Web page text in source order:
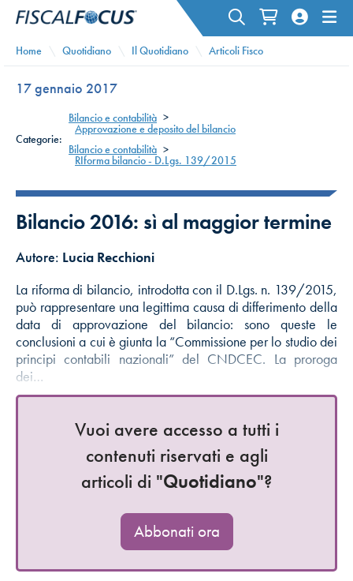
Home Quotidiano Il Quotidiano Articoli Fisco
17 gennaio 2017
Categorie:
Bilancio e contabilità >
Approvazione e deposito del bilancio
Bilancio e contabilità >
RIforma bilancio - D.Lgs. 139/2015
Bilancio 2016: sì al maggior termine
Autore: Lucia Recchioni
La riforma di bilancio, introdotta con il D.Lgs. n. 139/2015,
può rappresentare una legittima causa di differimento della
data di approvazione del bilancio: sono queste le
conclusioni a cui è giunta la “Commissione per lo studio dei
principi contabili nazionali” del CNDCEC. La proroga
dei…
Vuoi avere accesso a tutti i
contenuti riservati e agli
articoli di "Quotidiano"?
Abbonati ora